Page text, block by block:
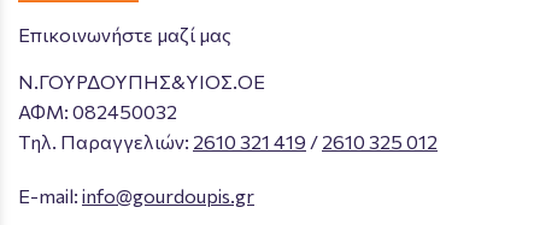
Επικοινωνήστε μαζί μας
Ν.ΓΟΥΡΔΟΥΠΗΣ&ΥΙΟΣ.ΟΕ
ΑΦΜ: 082450032
Tηλ. Παραγγελιών: 2610 321 419 / 2610 325 012
E-mail: info@gourdoupis.gr